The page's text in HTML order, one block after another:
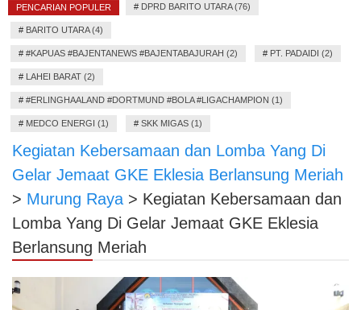
PENCARIAN POPULER # DPRD BARITO UTARA (76)
# BARITO UTARA (4)
# #KAPUAS #BAJENTANEWS #BAJENTABAJURAH (2) # PT. PADAIDI (2)
# LAHEI BARAT (2)
# #ERLINGHAALAND #DORTMUND #BOLA #LIGACHAMPION (1)
# MEDCO ENERGI (1) # SKK MIGAS (1)
Kegiatan Kebersamaan dan Lomba Yang Di
Gelar Jemaat GKE Eklesia Berlansung Meriah
> Murung Raya > Kegiatan Kebersamaan dan
Lomba Yang Di Gelar Jemaat GKE Eklesia
Berlansung Meriah